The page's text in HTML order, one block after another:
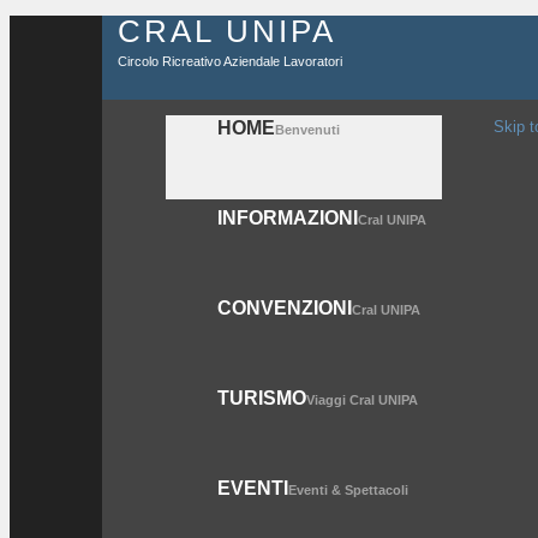
CRAL UNIPA
Circolo Ricreativo Aziendale Lavoratori
HOMEBenvenuti
INFORMAZIONICral UNIPA
CONVENZIONICral UNIPA
TURISMOViaggi Cral UNIPA
EVENTIEventi & Spettacoli
Skip